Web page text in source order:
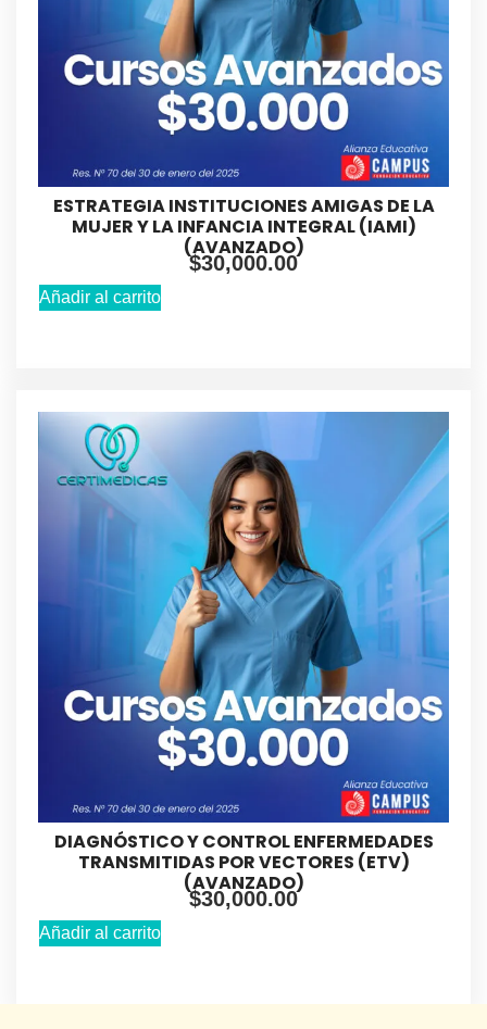
ESTRATEGIA INSTITUCIONES AMIGAS DE LA
MUJER Y LA INFANCIA INTEGRAL (IAMI)
(AVANZADO)
$30,000.00
Añadir al carrito
DIAGNÓSTICO Y CONTROL ENFERMEDADES
TRANSMITIDAS POR VECTORES (ETV)
(AVANZADO)
$30,000.00
Añadir al carrito